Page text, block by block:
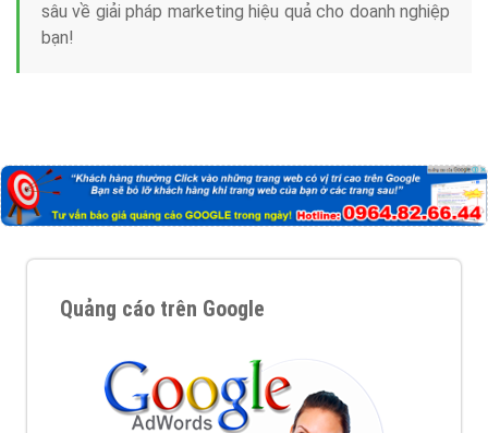
sâu về giải pháp marketing hiệu quả cho doanh nghiệp
bạn!
Quảng cáo trên Google